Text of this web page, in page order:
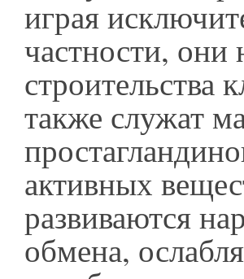
играя
частности,
строительства
также служат
активных
развиваются
обмена,